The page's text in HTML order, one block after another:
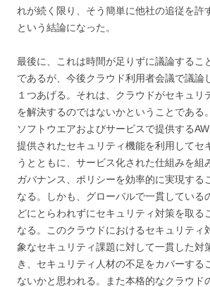
れが続く限り、そう簡単に他社の追従を許
という結論になった。
最後に、これは時間が足りずに議論するこ
であるが、今後クラウド利用者会議で議論
１つあげる。それは、クラウドがセキュリ
を解決するのではないかということである
ソフトウエアおよびサービスで提供する
提供されたセキュリティ機能を利用してセ
うとともに、サービス化された仕組みを組
ガバナンス、ポリシーを効率的に実現する
なる。しかも、グローバルで一貫している
どにとらわれずにセキュリティ対策を取る
なる。このクラウドにおけるセキュリティ
象なセキュリティ課題に対して一貫した対
き、セキュリティ人材の不足をカバーする
ないかと思われる。また本格的なクラウド